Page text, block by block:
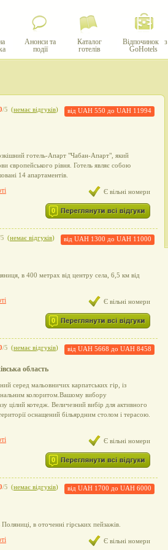
Анонси та
події
Каталог
готелів
Відпочинок з
GoHotels
/5 (немає відгуків) від UAH 550 до UAH 11994
готель-Апарт "Чабан-Апарт", який
європейського рівня. Готель являє собою
14 апартаментів.
Є вільні номери
0
(немає відгуків) від UAH 1300 до UAH 11000
в 400 метрах від центру села, 6,5 км від
Є вільні номери
0
/5 (немає відгуків) від UAH 5668 до UAH 8458
область
серед мальовничих карпатських гір, із
колоритом.Вашому вибору
цілий котедж. Величезний вибір для активного
оснащений більярдним столом і терасою.
Є вільні номери
0
/5 (немає відгуків) від UAH 1700 до UAH 6000
в оточенні гірських пейзажів.
Є вільні номери